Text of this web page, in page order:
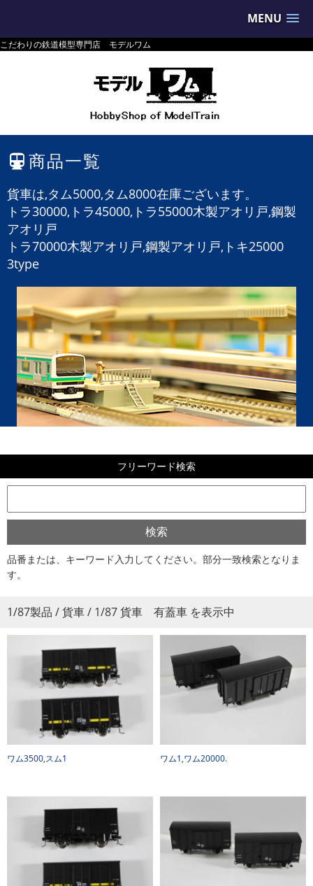
MENU
こだわりの鉄道模型専門店 モデルワム
商品一覧
貨車は,タム5000,タム8000在庫ございます。
トラ30000, トラ45000, トラ55000木製アオリ戸,鋼製
アオリ戸
トラ70000木製アオリ戸,鋼製アオリ戸, トキ25000
3type
フリーワード検索
品番または、キーワード入力してください。部分一致検索となりま
す。
1/87製品 / 貨車 / 1/87 貨車 有蓋車 を表示中
ワム3500,スム1 ワム1,ワム20000.